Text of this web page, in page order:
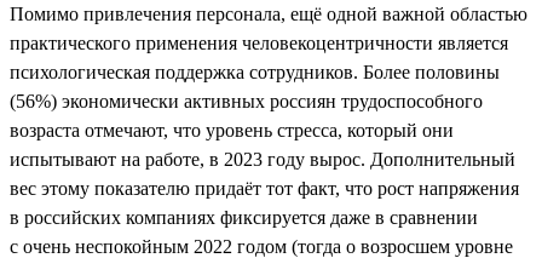
Помимо привлечения персонала, ещё одной важной областью
практического применения человекоцентричности является
психологическая поддержка сотрудников. Более половины
(56%) экономически активных россиян трудоспособного
возраста отмечают, что уровень стресса, который они
испытывают на работе, в 2023 году вырос. Дополнительный
вес этому показателю придаёт тот факт, что рост напряжения
в российских компаниях фиксируется даже в сравнении
с очень неспокойным 2022 годом (тогда о возросшем уровне